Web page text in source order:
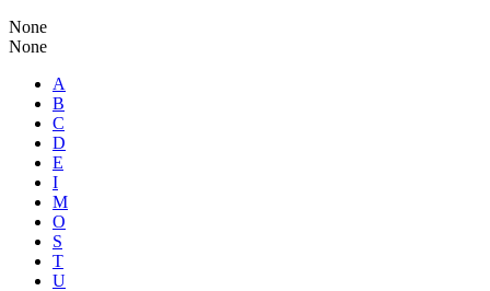
None
None
A
B
C
D
E
I
M
O
S
T
U